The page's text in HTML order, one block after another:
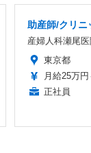
助産師/クリ
産婦人科瀬尾
東京都
月給25万円
正社員